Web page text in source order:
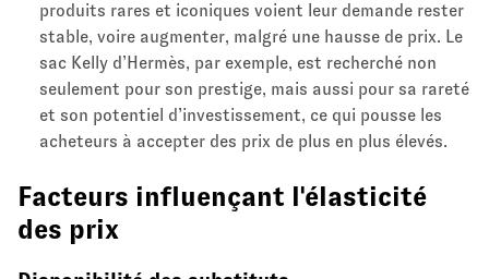
produits rares et iconiques voient leur demande rester
stable, voire augmenter, malgré une hausse de prix. Le
sac Kelly d’Hermès, par exemple, est recherché non
seulement pour son prestige, mais aussi pour sa rareté
et son potentiel d’investissement, ce qui pousse les
acheteurs à accepter des prix de plus en plus élevés.
Facteurs influençant l'élasticité
des prix